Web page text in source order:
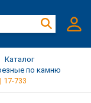
Каталог
по камню
17-733